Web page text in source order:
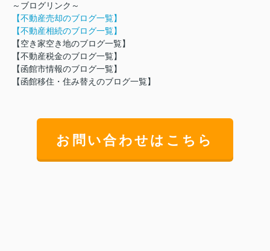
～ブログリンク～
【不動産売却のブログ一覧】
【不動産相続のブログ一覧】
【空き家空き地のブログ一覧】
【不動産税金のブログ一覧】
【函館市情報のブログ一覧】
【函館移住・住み替えのブログ一覧】
お問い合わせはこちら